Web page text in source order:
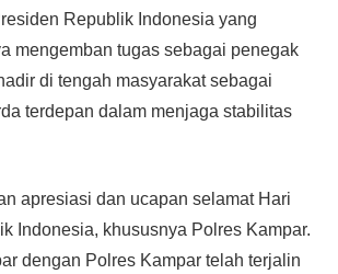
Republik Indonesia yang
mengemban tugas sebagai penegak
di tengah masyarakat sebagai
terdepan dalam menjaga stabilitas
apresiasi dan ucapan selamat Hari
Indonesia, khususnya Polres Kampar.
dengan Polres Kampar telah terjalin